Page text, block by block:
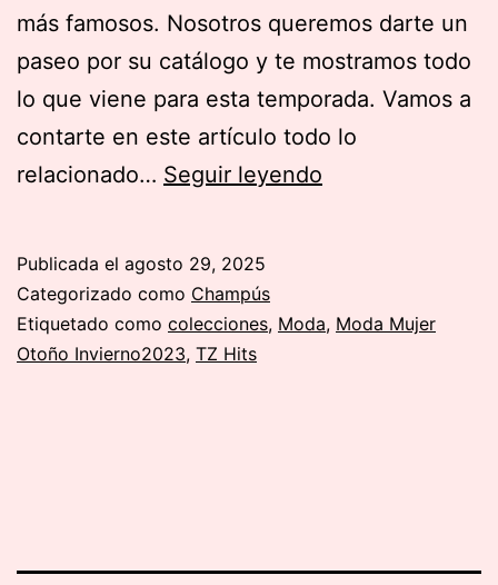
más famosos. Nosotros queremos darte un
paseo por su catálogo y te mostramos todo
lo que viene para esta temporada. Vamos a
contarte en este artículo todo lo
relacionado… Seguir leyendo
Publicada el agosto 29, 2025
Categorizado como Champús
Etiquetado como colecciones, Moda, Moda Mujer
Otoño Invierno2023, TZ Hits